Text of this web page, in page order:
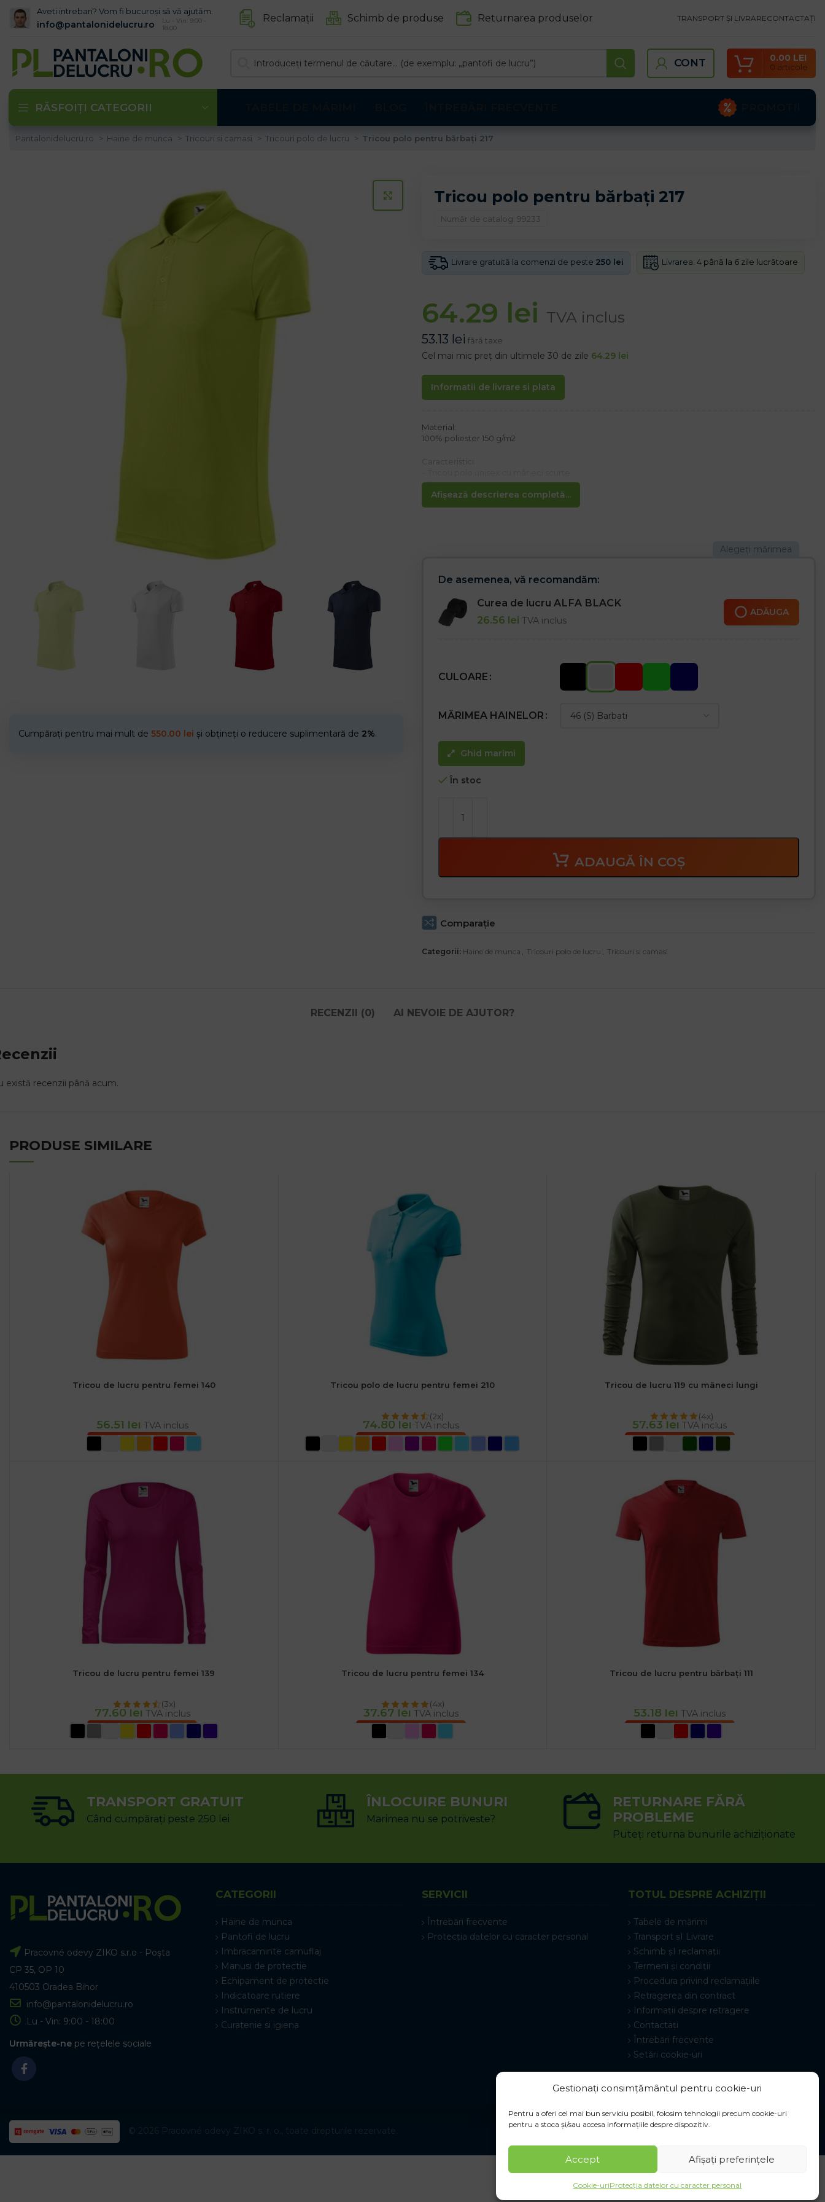
Gestionați consimțământul pentru cookie-uri
Pentru a oferi cel mai bun serviciu posibil, folosim tehnologii precum cookie-uri
pentru a stoca și/sau accesa informațiile despre dispozitiv.
Accept Afișați preferințele
Cookie-uriProtecția datelor cu caracter personal
Aveti intrebari? Vom fi bucuroși să vă ajutăm.
info@pantalonidelucru.ro
Lu - Vin: 9:00 -
18:00
Reclamații Schimb de produse Returnarea produselor TRANSPORT ȘI LIVRARECONTACTAȚI
CONT 0 articole
0.00 LEI
RĂSFOIȚI CATEGORII
Pantalonidelucru.ro Haine de munca Tricouri si camasi Tricouri polo de lucru Tricou polo pentru bărbați 217
CLICK PENTRU A MARI
Cumpărați pentru mai mult de 550.00 lei și obțineți o reducere suplimentară de 2%.
Tricou polo pentru bărbați 217
Număr de catalog: 99233
Livrare gratuită la comenzi de peste 250 lei Livrarea: 4 până la 6 zile lucrătoare
64.29 lei TVA inclus
53.13 lei fără taxe
Cel mai mic preț din ultimele 30 de zile 64.29 lei
Informatii de livrare si plata
Afișează descrierea completă...
Material:
100% poliester 150 g/m2
– 3 nasturi de culoarea tricoului polo
– Material respirabil și cu uscare rapidă
– Cusătură întărită la umăr
De asemenea, vă recomandăm:
Curea de lucru ALFA BLACK
26.56 lei TVA inclus
ADĂUGA
CULOARE
MĂRIMEA HAINELOR
Ghid marimi
În stoc
ADAUGĂ ÎN COȘ
Comparaţie
Categorii: Haine de munca , Tricouri polo de lucru , Tricouri si camasi
RECENZII (0) AI NEVOIE DE AJUTOR?
există recenzii până acum.
PRODUSE SIMILARE
Tricou de lucru pentru femei 140
56.51 lei TVA inclus
Tricou polo de lucru pentru femei 210
(2x)
74.80 lei TVA inclus
Tricou de lucru 119 cu mâneci lungi
(4x)
57.63 lei TVA inclus
Tricou de lucru pentru femei 139
(3x)
77.60lei TVA inclus
Tricou de lucru pentru femei 134
(4x)
37.67lei TVA inclus
Tricou de lucru pentru bărbați 111
53.18 lei TVA inclus
TRANSPORT GRATUIT
Când cumpărați peste 250 lei
ÎNLOCUIRE BUNURI
Marimea nu se potriveste?
RETURNARE FĂRĂ
PROBLEME
Puteți returna bunurile achiziționate
Pracovné odevy ZIKO s.r.o - Poșta
CP 35, OP 10
410503 Oradea Bihor
info@pantalonidelucru.ro
Lu - Vin: 9:00 - 18:00
Urmărește-ne pe rețelele sociale
CATEGORII
Haine de munca
Pantofi de lucru
Imbracaminte camuflaj
Manusi de protectie
Echipament de protectie
Indicatoare rutiere
Instrumente de lucru
Curatenie si igiena
SERVICII
Întrebări frecvente
Protecția datelor cu caracter personal
TOTUL DESPRE ACHIZIȚII
Tabele de mărimi
Transport șI Livrare
Schimb șI reclamații
Termeni și condiții
Procedura privind reclamațiile
Retragerea din contract
Informații despre retragere
Contactați
Întrebări frecvente
Setări cookie-uri